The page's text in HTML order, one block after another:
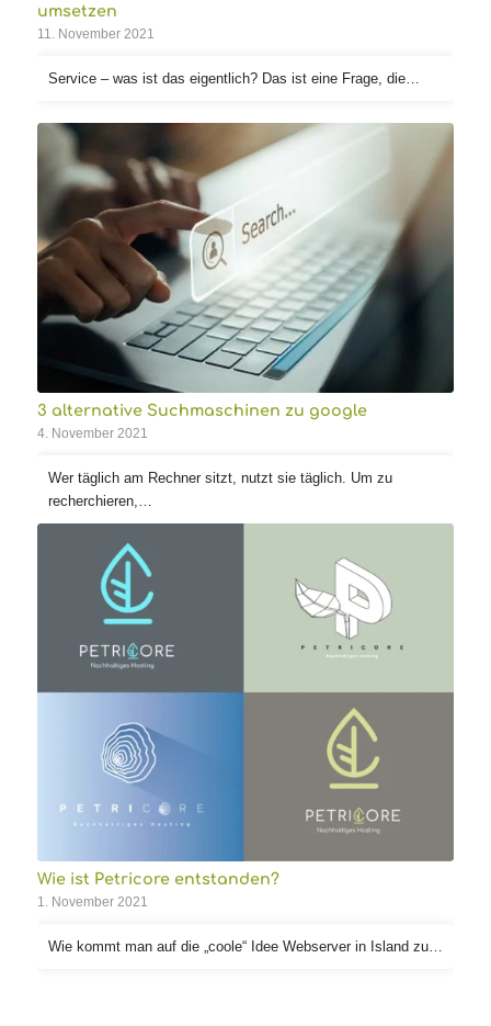
umsetzen
11. November 2021
Service – was ist das eigentlich? Das ist eine Frage, die…
3 alternative Suchmaschinen zu google
4. November 2021
Wer täglich am Rechner sitzt, nutzt sie täglich. Um zu
recherchieren,…
Wie ist Petricore entstanden?
1. November 2021
Wie kommt man auf die „coole“ Idee Webserver in Island zu…